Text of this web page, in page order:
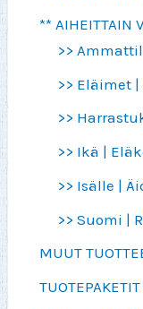
** AIHEITTAIN
>>
>> Eläimet
>>
>> Ikä |
>> Isälle |
>> Suomi |
MUUT